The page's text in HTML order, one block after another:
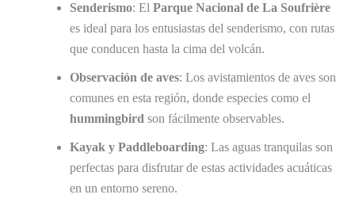
Senderismo: El Parque Nacional de La Soufrière
es ideal para los entusiastas del senderismo, con rutas
que conducen hasta la cima del volcán.
Observación de aves: Los avistamientos de aves son
comunes en esta región, donde especies como el
hummingbird son fácilmente observables.
Kayak y Paddleboarding: Las aguas tranquilas son
perfectas para disfrutar de estas actividades acuáticas
en un entorno sereno.